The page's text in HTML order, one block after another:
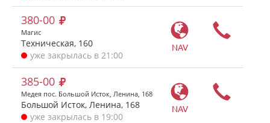
NAV
380-00
Магис
Техническая, 160
уже закрылась в 21:00
NAV
385-00
Медея пос. Большой Исток, Ленина, 168
Большой Исток, Ленина, 168
уже закрылась в 19:00